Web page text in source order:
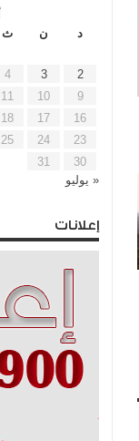
د
ن ث
2
3
4
9
10
11
16
17
18
23
24
25
30
31
« يوليو
إعلانات